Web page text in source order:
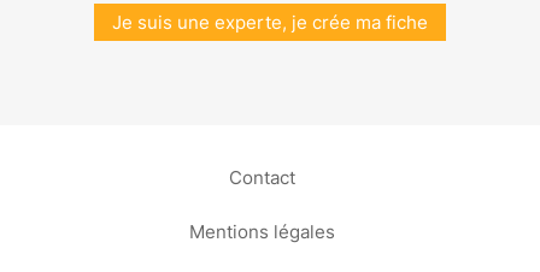
Je suis une experte, je crée ma fiche
Contact
Mentions légales